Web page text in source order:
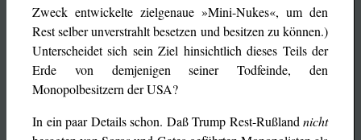
Zweck entwickelte zielgenaue »Mini-Nukes«, um den
Rest selber unverstrahlt besetzen und besitzen zu können.)
Unterscheidet sich sein Ziel hinsichtlich dieses Teils der
Erde von demjenigen seiner Todfeinde, den
Monopolbesitzern der USA?
In ein paar Details schon. Daß Trump Rest-Rußlandnicht